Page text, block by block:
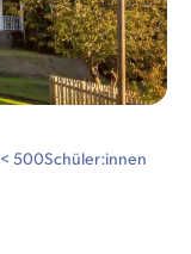
< 500Schüler:innen